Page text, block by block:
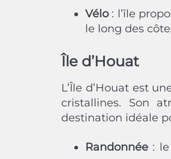
Vélo: l’île
le long des
Île d’Houat
L’Île d’Houat est
cristallines. Son
destination idéale
Randonnée :